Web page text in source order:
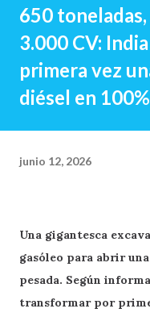
650
3.000 CV:
primera vez
diésel en
junio 12, 2026
Una gigantesca
gasóleo para abrir
pesada. Según
transformar por